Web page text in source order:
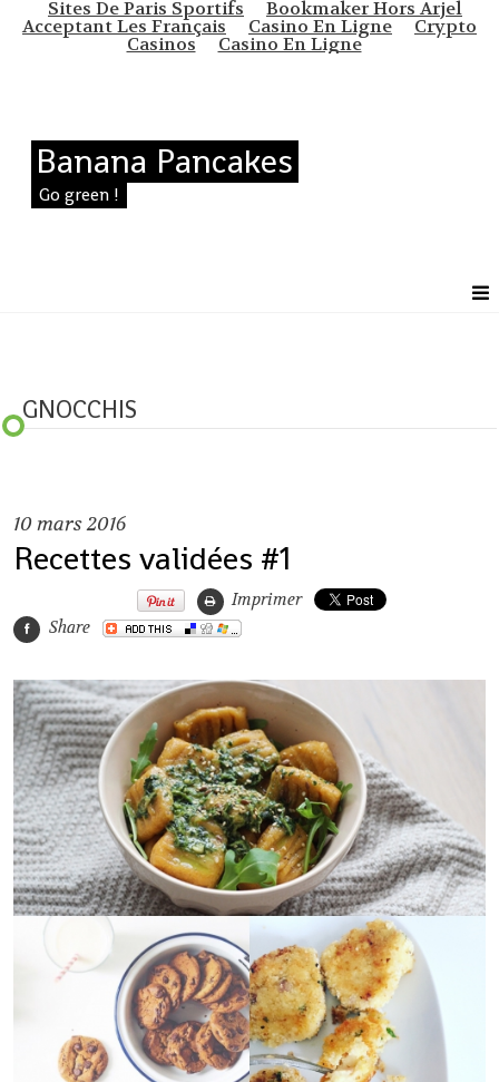
Sites De Paris Sportifs Bookmaker Hors Arjel
Acceptant Les Français Casino En Ligne Crypto
Casinos Casino En Ligne
Banana Pancakes
Go green !
GNOCCHIS
10mars 2016
Recettes validées #1
Imprimer
Share